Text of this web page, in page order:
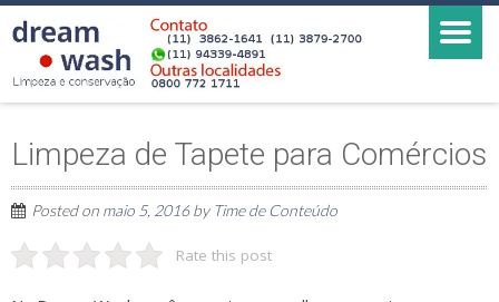
Limpeza de Tapete para Comércios
Posted on maio 5, 2016by Time de Conteúdo
Rate this post